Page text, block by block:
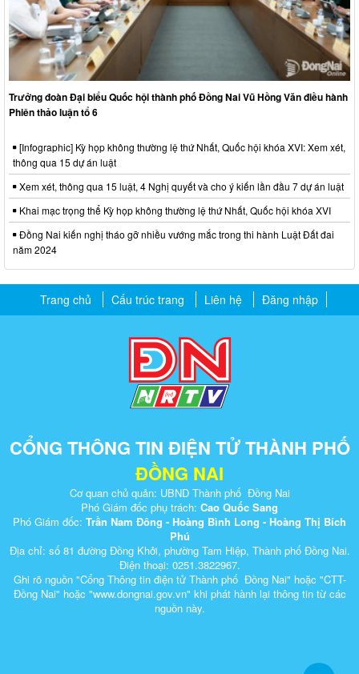
Trưởng đoàn Đại biểu Quốc hội thành phố Đồng Nai Vũ Hồng Văn điều hành
Phiên thảo luận tổ 6
[Infographic] Kỳ họp không thường lệ thứ Nhất, Quốc hội khóa XVI: Xem xét,
thông qua 15 dự án luật
Xem xét, thông qua 15 luật, 4 Nghị quyết và cho ý kiến lần đầu 7 dự án luật
Khai mạc trọng thể Kỳ họp không thường lệ thứ Nhất, Quốc hội khóa XVI
Đồng Nai kiến nghị tháo gỡ nhiều vướng mắc trong thi hành Luật Đất đai
năm 2024
Trang chủ Cấu trúc trang Liên hệ Đăng nhập
CỔNG THÔNG TIN ĐIỆN TỬ THÀNH PHỐ
ĐỒNG NAI
Cơ quan chủ quản: UBND Thành phố Đồng Nai
Phó Giám đốc phụ trách: Cao Quốc Sang
Phó Giám đốc: Trần Nam Đông - Hoàng Bình Long - Hoàng Thị Bích
Phú
Địa chỉ: số 81 đường Đồng Khởi, phường Tam Hiệp, Thành phố Đồng Nai.
Điện thoại: 0251.3822967.
Ghi rõ nguồn "Cổng Thông tin điện tử Thành phố Đồng Nai" hoặc "CTT-
Đồng Nai" hoặc "www.dongnai.g​ov.vn" khi ​phát hành lại thông tin từ các
nguồn này.​